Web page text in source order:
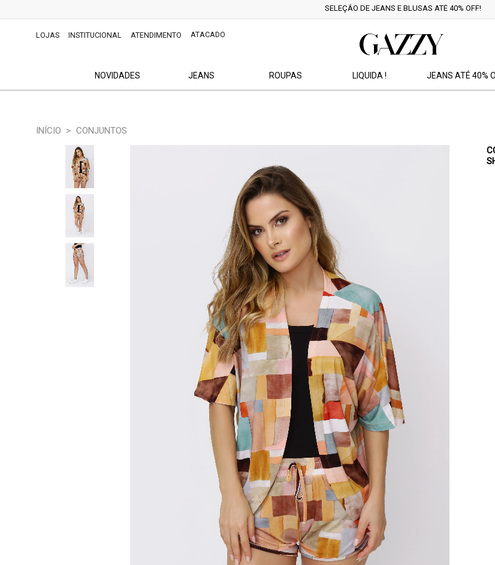
GRANDE SP FRETE GRÁTIS EM COMPRAS ACIMA DE R$159,99 OUTRAS
LOJAS INSTITUCIONAL ATENDIMENTO ATACADO
NOVIDADES JEANS ROUPAS LIQUIDA ! JEANS ATÉ 40%
CONJUNTOS